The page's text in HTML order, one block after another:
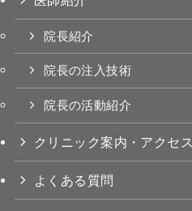
院長紹介
院長の注入技術
院長の活動紹介
クリニック案内・アクセス
よくある質問